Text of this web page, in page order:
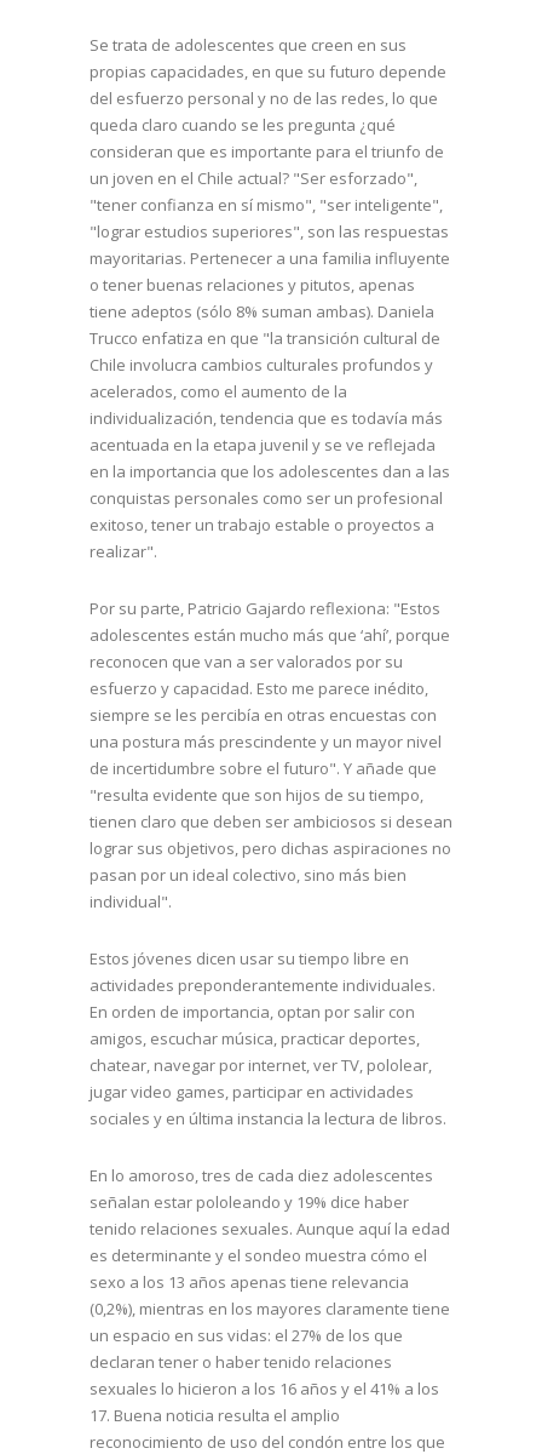
Se trata de adolescentes que creen en sus
propias capacidades, en que su futuro depende
del esfuerzo personal y no de las redes, lo que
queda claro cuando se les pregunta ¿qué
consideran que es importante para el triunfo de
un joven en el Chile actual? "Ser esforzado",
"tener confianza en sí mismo", "ser inteligente",
"lograr estudios superiores", son las respuestas
mayoritarias. Pertenecer a una familia influyente
o tener buenas relaciones y pitutos, apenas
tiene adeptos (sólo 8% suman ambas). Daniela
Trucco enfatiza en que "la transición cultural de
Chile involucra cambios culturales profundos y
acelerados, como el aumento de la
individualización, tendencia que es todavía más
acentuada en la etapa juvenil y se ve reflejada
en la importancia que los adolescentes dan a las
conquistas personales como ser un profesional
exitoso, tener un trabajo estable o proyectos a
realizar".
Por su parte, Patricio Gajardo reflexiona: "Estos
adolescentes están mucho más que ‘ahí’, porque
reconocen que van a ser valorados por su
esfuerzo y capacidad. Esto me parece inédito,
siempre se les percibía en otras encuestas con
una postura más prescindente y un mayor nivel
de incertidumbre sobre el futuro". Y añade que
"resulta evidente que son hijos de su tiempo,
tienen claro que deben ser ambiciosos si desean
lograr sus objetivos, pero dichas aspiraciones no
pasan por un ideal colectivo, sino más bien
individual".
Estos jóvenes dicen usar su tiempo libre en
actividades preponderantemente individuales.
En orden de importancia, optan por salir con
amigos, escuchar música, practicar deportes,
chatear, navegar por internet, ver TV, pololear,
jugar video games, participar en actividades
sociales y en última instancia la lectura de libros.
En lo amoroso, tres de cada diez adolescentes
señalan estar pololeando y 19% dice haber
tenido relaciones sexuales. Aunque aquí la edad
es determinante y el sondeo muestra cómo el
sexo a los 13 años apenas tiene relevancia
(0,2%), mientras en los mayores claramente tiene
un espacio en sus vidas: el 27% de los que
declaran tener o haber tenido relaciones
sexuales lo hicieron a los 16 años y el 41% a los
17. Buena noticia resulta el amplio
reconocimiento de uso del condón entre los que